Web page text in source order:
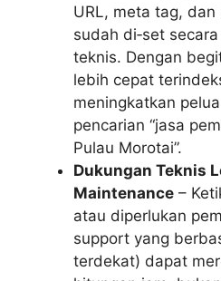
URL, meta tag,
sudah di‑set
teknis. Dengan
lebih cepat
meningkatkan
pencarian “jasa
Pulau Morotai”.
Dukungan Teknis
Maintenance –
atau diperlukan
support yang
terdekat) dapat